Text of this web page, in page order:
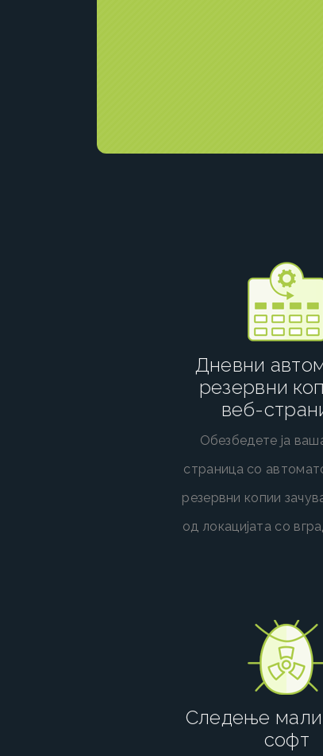
Дневни
резервни
веб-
Обезбедете ја
страница со
резервни копии
од локацијата со
Следење
софт